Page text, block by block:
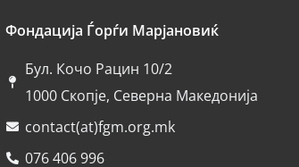
Фондација Ѓорѓи Марјановиќ
Бул. Кочо Рацин 10/2
1000 Скопје, Северна Македонија
contact(at)fgm.org.mk
076 406 996